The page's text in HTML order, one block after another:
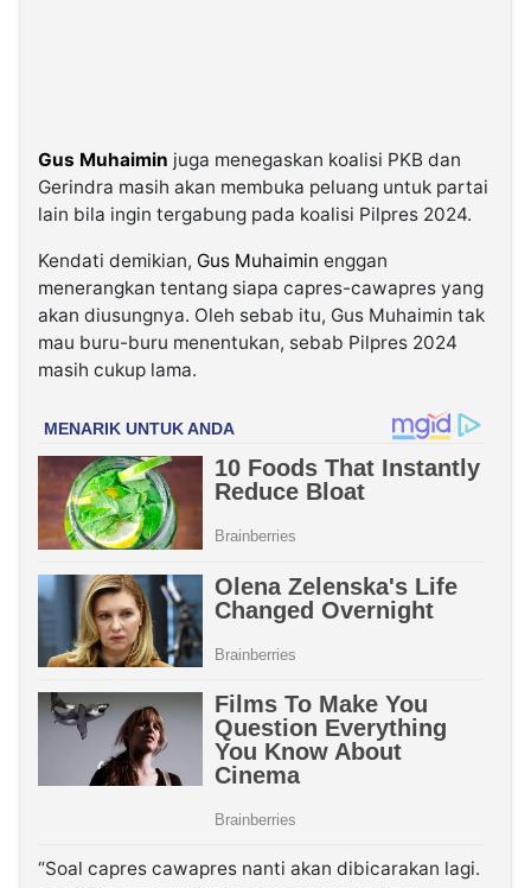
Gus Muhaimin juga menegaskan koalisi PKB dan
Gerindra masih akan membuka peluang untuk partai
lain bila ingin tergabung pada koalisi Pilpres 2024.
Kendati demikian, Gus Muhaimin enggan
menerangkan tentang siapa capres-cawapres yang
akan diusungnya. Oleh sebab itu, Gus Muhaimin tak
mau buru-buru menentukan, sebab Pilpres 2024
masih cukup lama.
“Soal capres cawapres nanti akan dibicarakan lagi.